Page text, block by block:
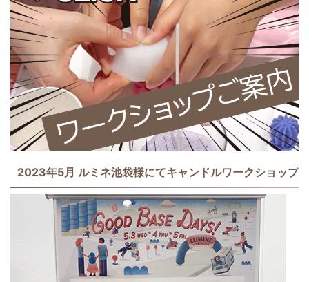
2023年5月 ルミネ池袋様にてキャンドルワークショップ